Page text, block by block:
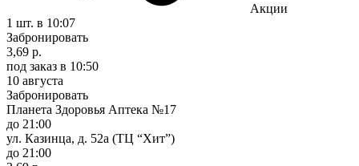
Акции
1 шт. в 10:07
Забронировать
3,69 р.
под заказ в 10:50
10 августа
Забронировать
Планета Здоровья Аптека №17
до 21:00
ул. Казинца, д. 52а (ТЦ “Хит”)
до 21:00